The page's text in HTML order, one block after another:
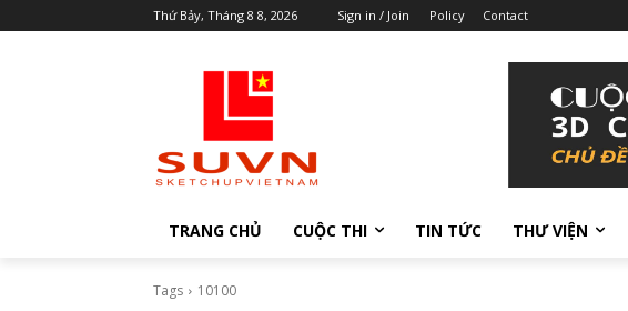
Thứ Bảy, Tháng 8 8, 2026 Sign in / Join Policy Contact
TRANG CHỦ CUỘC THI TIN TỨC THƯ VIỆN
Tags 10100